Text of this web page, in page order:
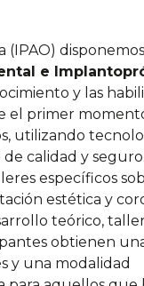
disponemos
e
y las
el primer
utilizando
calidad y seguro.
específicos
estética y
teórico,
obtienen
y una modalidad